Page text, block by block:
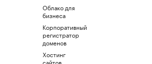
Облако для
бизнеса
Корпоративный
регистратор
доменов
Хостинг
сайтов